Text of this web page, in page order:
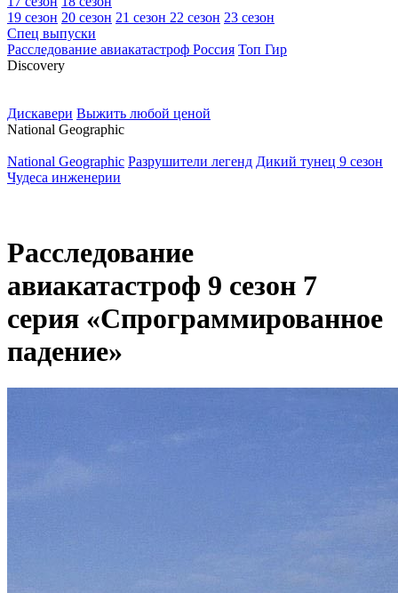
19 сезон 20 сезон 21 сезон 22 сезон 23 сезон
Спец выпуски
Расследование авиакатастроф Россия Топ Гир
Discovery
Дискавери Выжить любой ценой
National Geographic
National Geographic Разрушители легенд Дикий тунец 9 сезон
Чудеса инженерии
Расследование
авиакатастроф 9 сезон 7
серия «Спрограммированное
падение»